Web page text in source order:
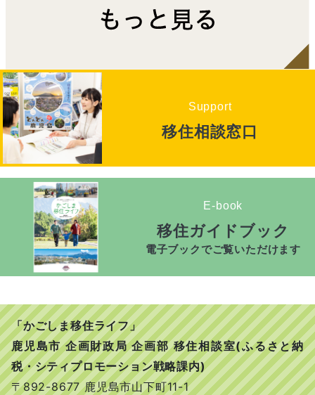
Support
移住相談窓口
E-book
移住ガイドブック
電子ブックでご覧いただけます
「かごしま移住ライフ」
鹿児島市 企画財政局 企画部 移住相談室(ふるさと納
税・シティプロモーション戦略課内)
〒892-8677 鹿児島市山下町11-1